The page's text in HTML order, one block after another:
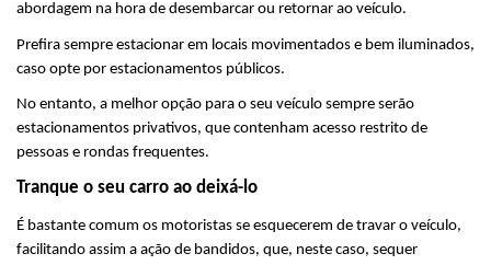
abordagem na hora de desembarcar ou retornar ao veículo.
Prefira sempre estacionar em locais movimentados e bem iluminados,
caso opte por estacionamentos públicos.
No entanto, a melhor opção para o seu veículo sempre serão
estacionamentos privativos, que contenham acesso restrito de
pessoas e rondas frequentes.
Tranque o seu carro ao deixá-lo
É bastante comum os motoristas se esquecerem de travar o veículo,
facilitando assim a ação de bandidos, que, neste caso, sequer